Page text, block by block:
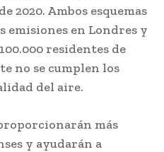
2020. Ambos esquemas
emisiones en Londres y
residentes de
no se cumplen los
del aire.
más
y ayudarán a